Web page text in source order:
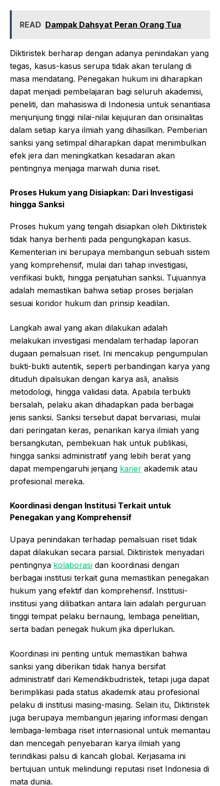
READ Dampak Dahsyat Peran Orang Tua
Diktiristek berharap dengan adanya penindakan yang
tegas, kasus-kasus serupa tidak akan terulang di
masa mendatang. Penegakan hukum ini diharapkan
dapat menjadi pembelajaran bagi seluruh akademisi,
peneliti, dan mahasiswa di Indonesia untuk senantiasa
menjunjung tinggi nilai-nilai kejujuran dan orisinalitas
dalam setiap karya ilmiah yang dihasilkan. Pemberian
sanksi yang setimpal diharapkan dapat menimbulkan
efek jera dan meningkatkan kesadaran akan
pentingnya menjaga marwah dunia riset.
Proses Hukum yang Disiapkan: Dari Investigasi
hingga Sanksi
Proses hukum yang tengah disiapkan oleh Diktiristek
tidak hanya berhenti pada pengungkapan kasus.
Kementerian ini berupaya membangun sebuah sistem
yang komprehensif, mulai dari tahap investigasi,
verifikasi bukti, hingga penjatuhan sanksi. Tujuannya
adalah memastikan bahwa setiap proses berjalan
sesuai koridor hukum dan prinsip keadilan.
Langkah awal yang akan dilakukan adalah
melakukan investigasi mendalam terhadap laporan
dugaan pemalsuan riset. Ini mencakup pengumpulan
bukti-bukti autentik, seperti perbandingan karya yang
dituduh dipalsukan dengan karya asli, analisis
metodologi, hingga validasi data. Apabila terbukti
bersalah, pelaku akan dihadapkan pada berbagai
jenis sanksi. Sanksi tersebut dapat bervariasi, mulai
dari peringatan keras, penarikan karya ilmiah yang
bersangkutan, pembekuan hak untuk publikasi,
hingga sanksi administratif yang lebih berat yang
dapat mempengaruhi jenjang karier akademik atau
profesional mereka.
Koordinasi dengan Institusi Terkait untuk
Penegakan yang Komprehensif
Upaya penindakan terhadap pemalsuan riset tidak
dapat dilakukan secara parsial. Diktiristek menyadari
pentingnya kolaborasi dan koordinasi dengan
berbagai institusi terkait guna memastikan penegakan
hukum yang efektif dan komprehensif. Institusi-
institusi yang dilibatkan antara lain adalah perguruan
tinggi tempat pelaku bernaung, lembaga penelitian,
serta badan penegak hukum jika diperlukan.
Koordinasi ini penting untuk memastikan bahwa
sanksi yang diberikan tidak hanya bersifat
administratif dari Kemendikbudristek, tetapi juga dapat
berimplikasi pada status akademik atau profesional
pelaku di institusi masing-masing. Selain itu, Diktiristek
juga berupaya membangun jejaring informasi dengan
lembaga-lembaga riset internasional untuk memantau
dan mencegah penyebaran karya ilmiah yang
terindikasi palsu di kancah global. Kerjasama ini
bertujuan untuk melindungi reputasi riset Indonesia di
mata dunia.